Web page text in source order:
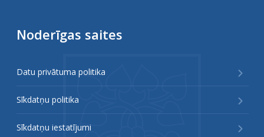
Noderīgas saites
Datu privātuma politika
Sīkdatņu politika
Sīkdatņu iestatījumi